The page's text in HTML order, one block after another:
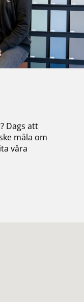
Dags att
måla om
våra